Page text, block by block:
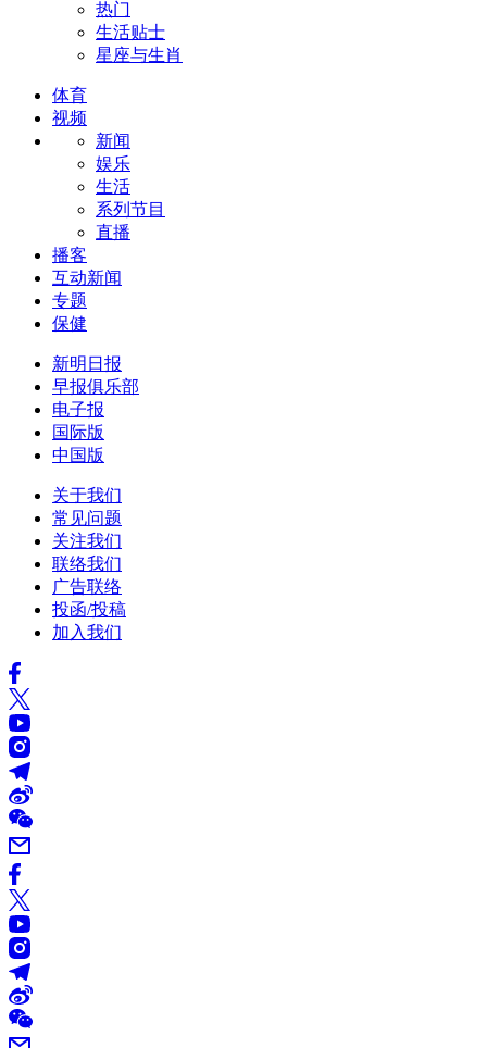
热门
生活贴士
星座与生肖
体育
视频
新闻
娱乐
生活
系列节目
直播
播客
互动新闻
专题
保健
新明日报
早报俱乐部
电子报
国际版
中国版
关于我们
常见问题
关注我们
联络我们
广告联络
投函/投稿
加入我们